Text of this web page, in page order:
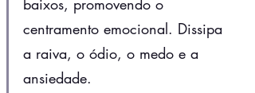
centramento emocional. Dissipa
a raiva, o ódio, o medo e a
ansiedade.